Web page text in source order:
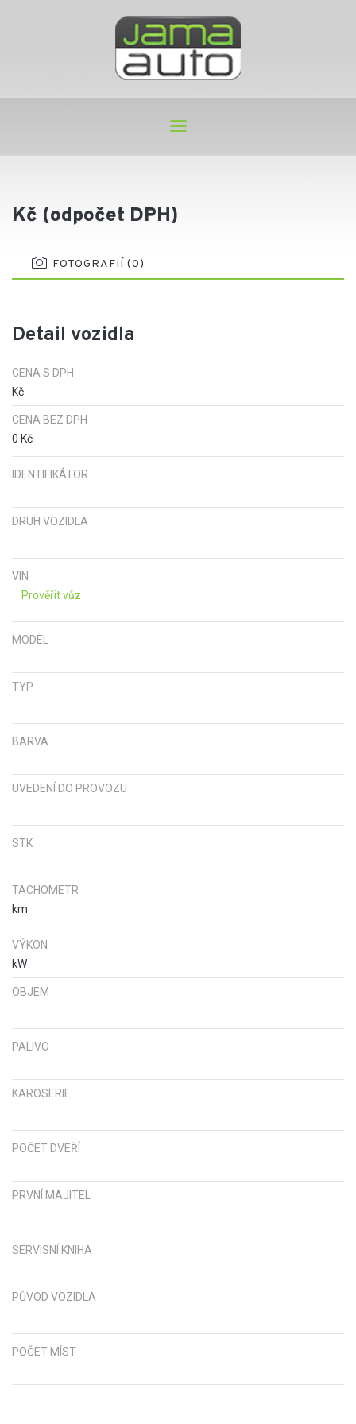
Kč (odpočet DPH)
FOTOGRAFIÍ (0)
Detail vozidla
CENA S DPH
Kč
CENA BEZ DPH
0 Kč
IDENTIFIKÁTOR
DRUH VOZIDLA
VIN
Prověřit vůz
MODEL
TYP
BARVA
UVEDENÍ DO PROVOZU
STK
TACHOMETR
km
VÝKON
kW
OBJEM
PALIVO
KAROSERIE
POČET DVEŘÍ
PRVNÍ MAJITEL
SERVISNÍ KNIHA
PŮVOD VOZIDLA
POČET MÍST